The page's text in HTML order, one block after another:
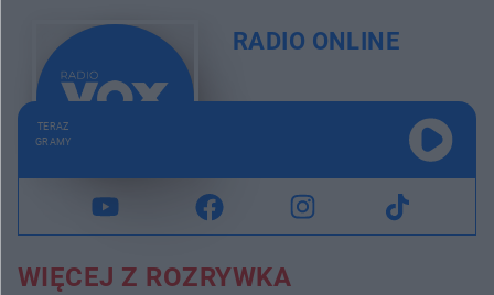
RADIO ONLINE
TERAZ
GRAMY
WIĘCEJ Z ROZRYWKA